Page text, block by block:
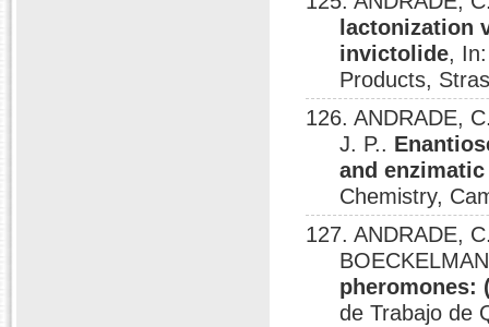
lactonization
invictolide,
Products,
126. ANDRADE,
J. P..
and
Chemistry,
127. ANDRADE,
pheromones:
de Trabajo de